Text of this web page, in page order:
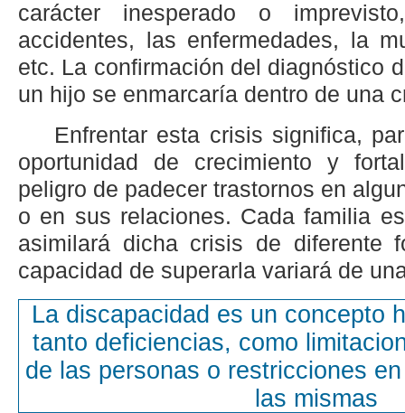
carácter inesperado o
accidentes, las enfermedades, la
etc. La confirmación del diagnóstico
un hijo se enmarcaría dentro de una
Enfrentar esta crisis significa,
oportunidad de crecimiento y
peligro de padecer trastornos en
o en sus relaciones. Cada familia
asimilará dicha crisis de diferente
capacidad de superarla variará de
La discapacidad es un concepto
tanto deficiencias, como
de las personas o restricciones
las mismas